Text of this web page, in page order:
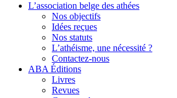
L’association belge des athées
Nos objectifs
Idées reçues
Nos statuts
L’athéisme, une nécessité ?
Contactez-nous
ABA Éditions
Livres
Revues